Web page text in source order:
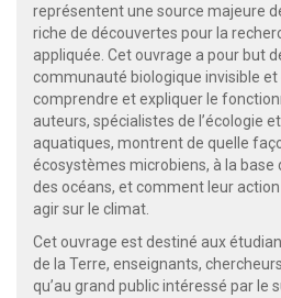
représentent une source majeure
riche de découvertes pour la
appliquée. Cet ouvrage a pour but
communauté biologique invisible
comprendre et expliquer le
auteurs, spécialistes de l’écologie
aquatiques, montrent de quelle
écosystèmes microbiens, à la base
des océans, et comment leur
agir sur le climat.
Cet ouvrage est destiné aux
de la Terre, enseignants,
qu’au grand public intéressé par le